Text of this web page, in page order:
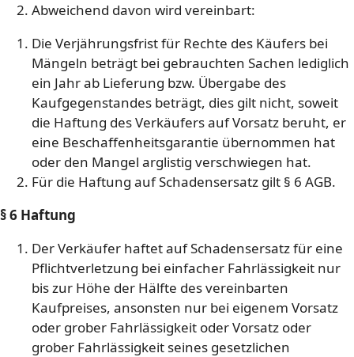
Abweichend davon wird vereinbart:
Die Verjährungsfrist für Rechte des Käufers bei
Mängeln beträgt bei gebrauchten Sachen lediglich
ein Jahr ab Lieferung bzw. Übergabe des
Kaufgegenstandes beträgt, dies gilt nicht, soweit
die Haftung des Verkäufers auf Vorsatz beruht, er
eine Beschaffenheitsgarantie übernommen hat
oder den Mangel arglistig verschwiegen hat.
Für die Haftung auf Schadensersatz gilt § 6 AGB.
§ 6 Haftung
Der Verkäufer haftet auf Schadensersatz für eine
Pflichtverletzung bei einfacher Fahrlässigkeit nur
bis zur Höhe der Hälfte des vereinbarten
Kaufpreises, ansonsten nur bei eigenem Vorsatz
oder grober Fahrlässigkeit oder Vorsatz oder
grober Fahrlässigkeit seines gesetzlichen